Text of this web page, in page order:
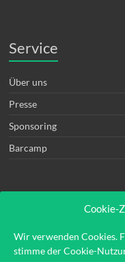
Cookie-
Wir verwenden Cookies.
stimme der Cookie-
Service
Über uns
Presse
Sponsoring
Barcamp
Kontakt